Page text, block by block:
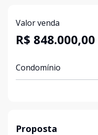
Valor venda
R$ 848.000,00
Condomínio
Proposta